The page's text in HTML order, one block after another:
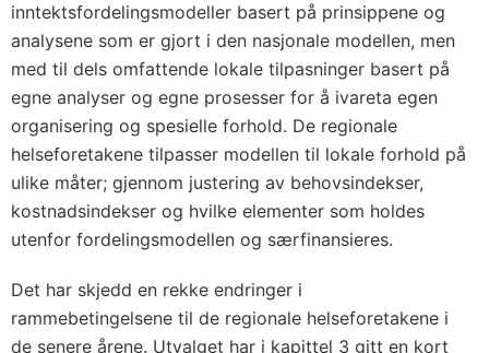
inntektsfordelingsmodeller basert på prinsippene og
analysene som er gjort i den nasjonale modellen, men
med til dels omfattende lokale tilpasninger basert på
egne analyser og egne prosesser for å ivareta egen
organisering og spesielle forhold. De regionale
helseforetakene tilpasser modellen til lokale forhold på
ulike måter; gjennom justering av behovsindekser,
kostnadsindekser og hvilke elementer som holdes
utenfor fordelingsmodellen og særfinansieres.
Det har skjedd en rekke endringer i
rammebetingelsene til de regionale helseforetakene i
de senere årene. Utvalget har i kapittel 3 gitt en kort